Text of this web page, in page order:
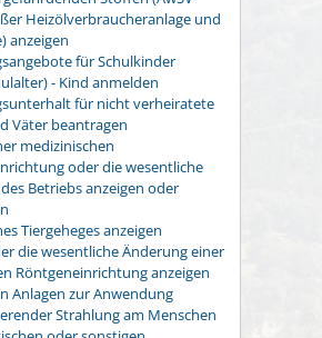
Heizölverbraucheranlage und
anzeigen
für Schulkinder
- Kind anmelden
für nicht verheiratete
Väter beantragen
medizinischen
oder die wesentliche
Betriebs anzeigen oder
Tiergeheges anzeigen
die wesentliche Änderung einer
Röntgeneinrichtung anzeigen
Anlagen zur Anwendung
Strahlung am Menschen